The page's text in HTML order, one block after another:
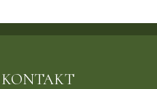
KONTAKT